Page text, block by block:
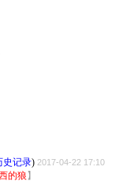
史记录)2017-04-22 17:10
的狼 】